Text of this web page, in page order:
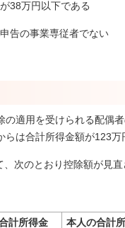
38万円以下である
告の事業専従者でない
適用を受けられる配偶
は合計所得金額が123万
次のとおり控除額が見直
計所得金
本人の合計